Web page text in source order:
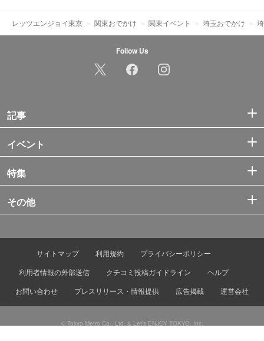
レッツエンジョイ東京 関東おでかけ 関東イベント 埼玉おでかけ
Follow Us
記事
イベント
特集
その他
サイトマップ 利用規約
プライバシーポリシー
利用者情報の外部送信
クチコミ投稿ガイドライン
ヘルプ
お問い合わせ
プレスリリース・情報提供 広告掲載 運営会社
© Tokyo Metro Co., Ltd. & Let’s ENJOY TOKYO, Inc.